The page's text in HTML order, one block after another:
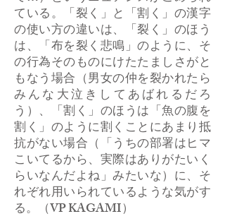
ている。「裂く」と「割く」の漢字
の使い方の違いは、「裂く」のほう
は、「布を裂く悲鳴」のように、そ
の行為そのものにけたたましさがと
もなう場合（男女の仲を裂かれたら
みんな大泣きしてあばれるだろ
う）、「割く」のほうは「魚の腹を
割く」のように割くことにあまり抵
抗がない場合（「うちの部署はヒマ
こいてるから、実際はありがたいく
らいなんだよね」みたいな）に、そ
れぞれ用いられているような気がす
る。（VP KAGAMI）